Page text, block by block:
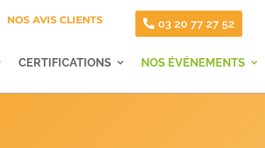
NOS AVIS CLIENTS 03 20 77 27 52
CERTIFICATIONS NOS ÉVÉNEMENTS